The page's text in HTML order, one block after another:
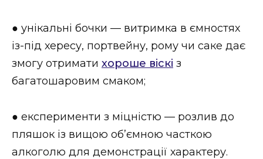
● унікальні бочки — витримка в ємностях
із-під хересу, портвейну, рому чи саке дає
змогу отримати хороше віскі з
багатошаровим смаком;
● експерименти з міцністю — розлив до
пляшок із вищою об’ємною часткою
алкоголю для демонстрації характеру.